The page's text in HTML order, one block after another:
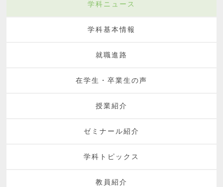
学科ニュース
学科基本情報
就職進路
在学生・卒業生の声
授業紹介
ゼミナール紹介
学科トピックス
教員紹介